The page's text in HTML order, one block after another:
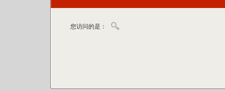
您访问的是：